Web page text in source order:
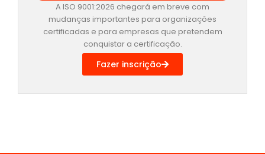
A ISO 9001:2026 chegará em breve com
mudanças importantes para organizações
certificadas e para empresas que pretendem
conquistar a certificação.
Fazer inscrição